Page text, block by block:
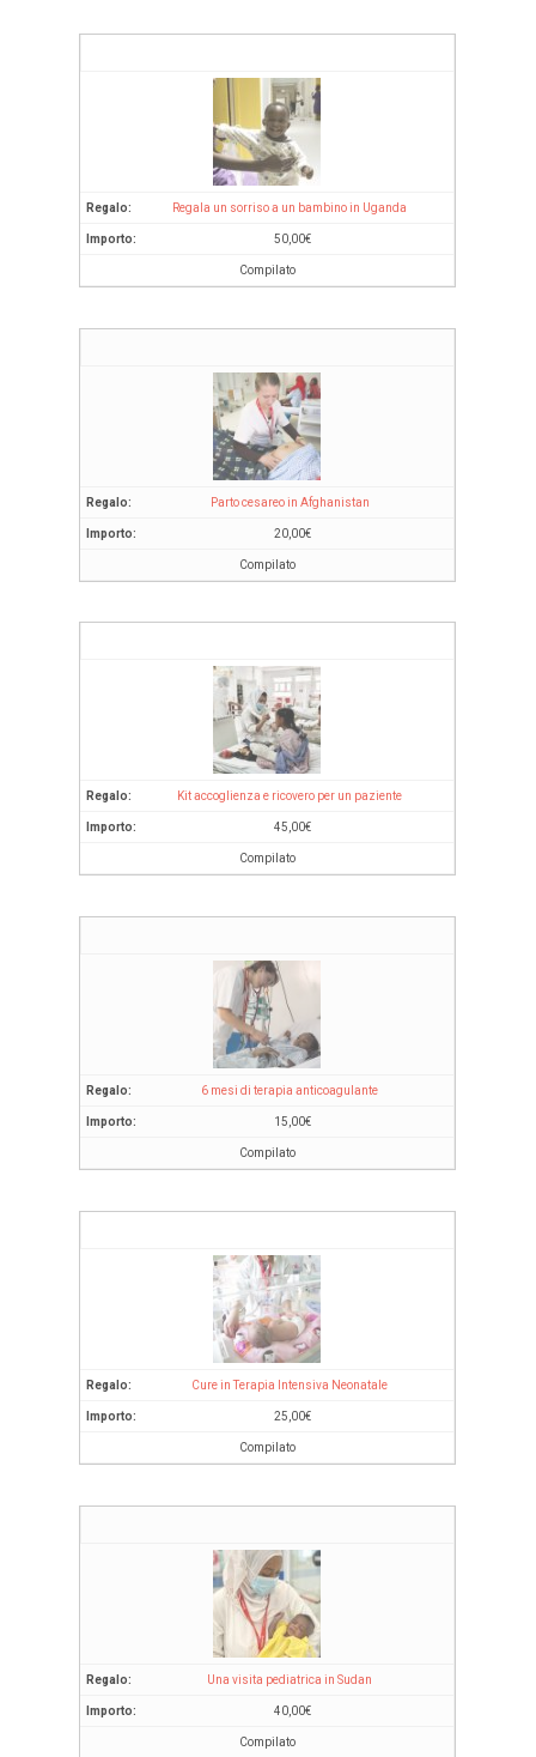
Regala un sorriso a un bambino in Uganda
50,00€
Compilato
Parto cesareo in Afghanistan
20,00€
Compilato
Kit accoglienza e ricovero per un paziente
45,00€
Compilato
6 mesi di terapia anticoagulante
15,00€
Compilato
Cure in Terapia Intensiva Neonatale
25,00€
Compilato
Una visita pediatrica in Sudan
40,00€
Compilato